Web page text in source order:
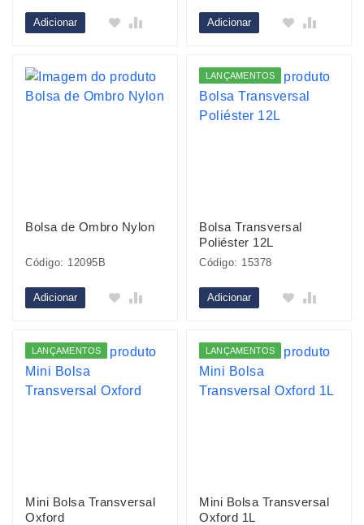
Adicionar Adicionar
Bolsa de Ombro Nylon
Código: 12095B
Adicionar
LANÇAMENTOS
Bolsa Transversal
Poliéster 12L
Código: 15378
Adicionar
LANÇAMENTOS
Mini Bolsa Transversal
Oxford
LANÇAMENTOS
Mini Bolsa Transversal
Oxford 1L